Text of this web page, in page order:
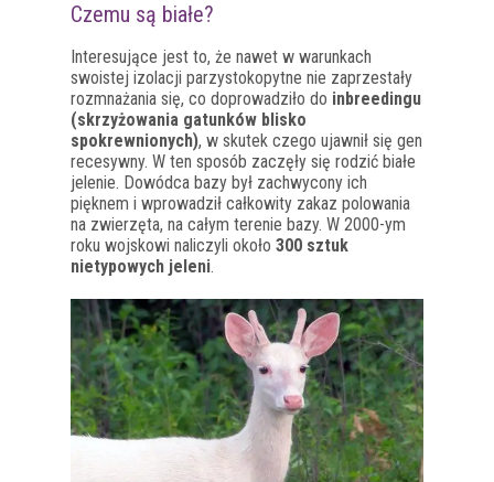
Czemu są białe?
Interesujące jest to, że nawet w warunkach
swoistej izolacji parzystokopytne nie zaprzestały
rozmnażania się, co doprowadziło do inbreedingu
(skrzyżowania gatunków blisko
spokrewnionych), w skutek czego ujawnił się gen
recesywny. W ten sposób zaczęły się rodzić białe
jelenie. Dowódca bazy był zachwycony ich
pięknem i wprowadził całkowity zakaz polowania
na zwierzęta, na całym terenie bazy. W 2000-ym
roku wojskowi naliczyli około 300 sztuk
nietypowych jeleni.